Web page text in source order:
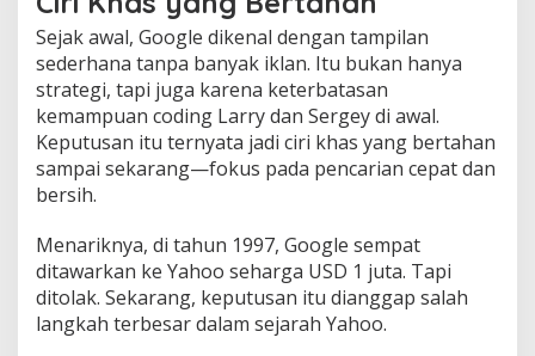
Sejak awal, Google dikenal dengan tampilan
sederhana tanpa banyak iklan. Itu bukan hanya
strategi, tapi juga karena keterbatasan
kemampuan coding Larry dan Sergey di awal.
Keputusan itu ternyata jadi ciri khas yang bertahan
sampai sekarang—fokus pada pencarian cepat dan
bersih.
Menariknya, di tahun 1997, Google sempat
ditawarkan ke Yahoo seharga USD 1 juta. Tapi
ditolak. Sekarang, keputusan itu dianggap salah
langkah terbesar dalam sejarah Yahoo.